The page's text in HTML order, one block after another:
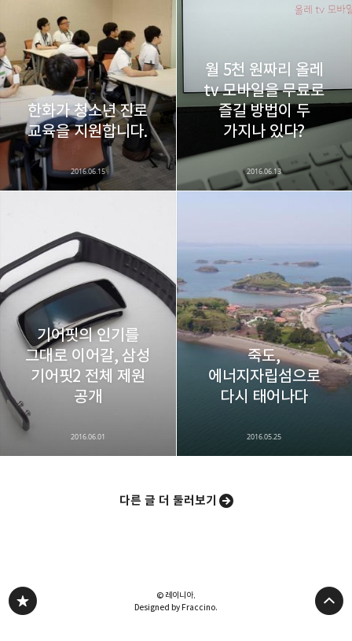
비주류이자 진화하는 영원한 주변인.
구독하기
트위터
카카오스토리 밴드 네이버 블로그
한화가 청소년 진로
교육을 지원합니다.
2016.06.15
월 5천 원짜리 올레
tv 모바일을 무료로
즐길 방법이 두
가지나 있다?
2016.06.13
기어핏의 인기를
그대로 이어갈, 삼성
기어핏2 전체 제원
공개
2016.06.01
죽도,
에너지자립섬으로
다시 태어나다
2016.05.25
다른 글 더 둘러보기
© 레이니아.
Designed by Fraccino.